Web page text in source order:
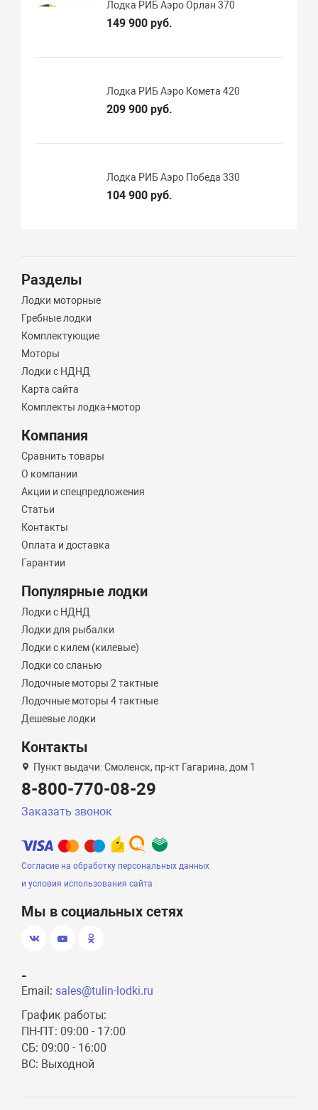
Лодка РИБ Аэро Орлан 370
149 900 руб.
Лодка РИБ Аэро Комета 420
209 900 руб.
Лодка РИБ Аэро Победа 330
104 900 руб.
Разделы
Лодки моторные
Гребные лодки
Комплектующие
Моторы
Лодки с НДНД
Карта сайта
Комплекты лодка+мотор
Компания
Сравнить товары
О компании
Акции и спецпредложения
Статьи
Контакты
Оплата и доставка
Гарантии
Популярные лодки
Лодки с НДНД
Лодки для рыбалки
Лодки с килем (килевые)
Лодки со сланью
Лодочные моторы 2 тактные
Лодочные моторы 4 тактные
Дешевые лодки
Контакты
Пункт выдачи: Смоленск, пр-кт Гагарина, дом 1
8-800-770-08-29
Заказать звонок
Согласие на обработку персональных данных
и условия использования сайта
Мы в социальных сетях
-
Email: sales@tulin-lodki.ru
График работы:
ПН-ПТ: 09:00 - 17:00
СБ: 09:00 - 16:00
ВС: Выходной